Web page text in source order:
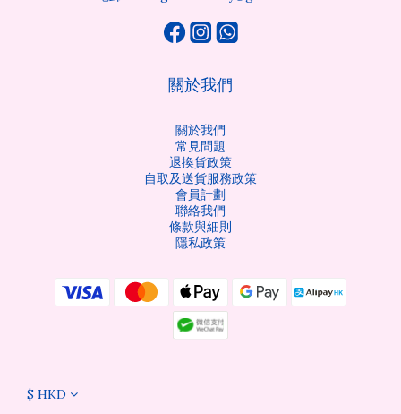
關於我們
關於我們
常見問題
退換貨政策
自取及送貨服務政策
會員計劃
聯絡我們
條款與細則
隱私政策
$ HKD